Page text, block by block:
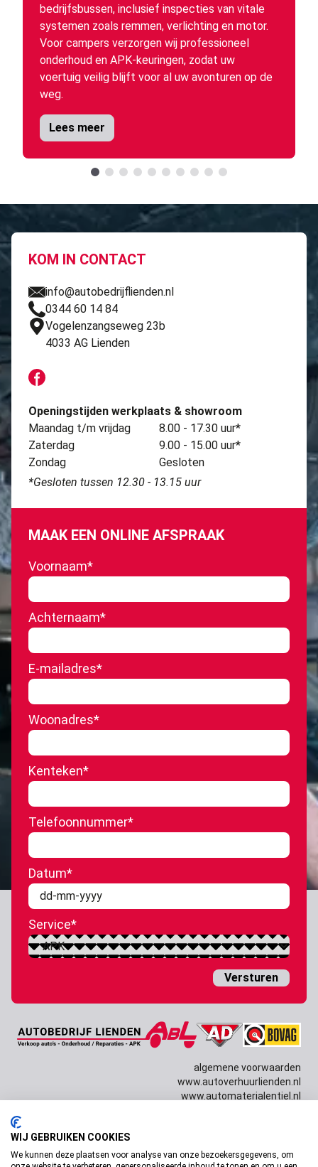
bedrijfsbussen, inclusief inspecties van vitale
systemen zoals remmen, verlichting en motor.
Voor campers verzorgen wij professioneel
onderhoud en APK-keuringen, zodat uw
voertuig veilig blijft voor al uw avonturen op de
weg.
Lees meer
KOM IN CONTACT
info@autobedrijflienden.nl
0344 60 14 84
Vogelenzangseweg 23b
4033 AG Lienden
Openingstijden werkplaats & showroom
Maandag t/m vrijdag
8.00 - 17.30 uur*
Zaterdag
9.00 - 15.00 uur*
Zondag
Gesloten
*Gesloten tussen 12.30 - 13.15 uur
MAAK EEN ONLINE AFSPRAAK
Voornaam*
Achternaam*
E-mailadres*
Woonadres*
Kenteken*
Telefoonnummer*
Datum*
DD
dash
MM
dash
Service*
algemene voorwaarden
www.autoverhuurlienden.nl
www.automaterialentiel.nl
Copyright © 2026 Autobedrijf Lienden Design door
Willem van Dam
WIJ GEBRUIKEN COOKIES
We kunnen deze plaatsen voor analyse van onze bezoekersgegevens, om